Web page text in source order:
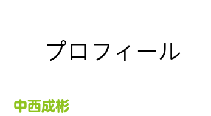
プロフィール
中西成彬